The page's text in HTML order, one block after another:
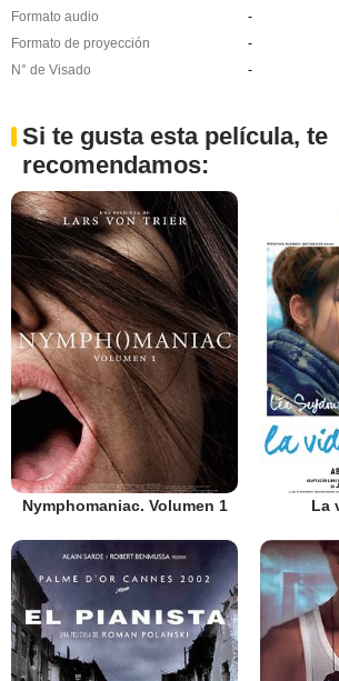
Formato audio
-
Formato de proyección
-
N° de Visado
-
Si te gusta esta película, te
recomendamos:
Nymphomaniac. Volumen 1 La